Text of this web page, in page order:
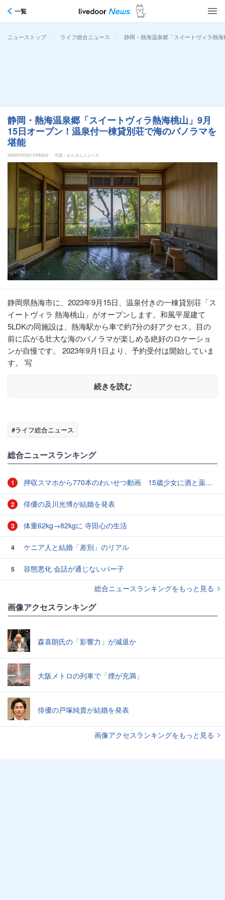
一覧
ニューストップ > ライフ総合ニュース > 静岡・熱海温泉郷「スイートヴィラ熱
静岡・熱海温泉郷「スイートヴィラ熱海桃山」9月
15日オープン！温泉付一棟貸別荘で海のパノラマを
堪能
2023年9月5日 21時20分 写真：おんせんニュース
静岡県熱海市に、2023年9月15日、温泉付きの一棟貸別荘「ス
イートヴィラ 熱海桃山」がオープンします。和風平屋建て
5LDKの同施設は、熱海駅から車で約7分の好アクセス。目の
前に広がる壮大な海のパノラマが楽しめる絶好のロケーショ
ンが自慢です。 2023年9月1日より、予約受付は開始していま
す。 写
続きを読む
#ライフ総合ニュース
総合ニュースランキング
1 押収スマホから770本のわいせつ動画 15歳少女に酒と薬飲ませ性的暴行か 54歳男を再逮捕 「薬もありますよ」とSNSで誘い出し
2 俳優の及川光博が結婚を発表
3 体重62kg→82kgに 寺田心の生活
4 ケニア人と結婚「差別」のリアル
5
容態悪化 会話が通じないパー子
総合ニュースランキングをもっと見る
画像アクセスランキング
森喜朗氏の「影響力」が減退か
大阪メトロの列車で「煙が充満」
俳優の戸塚純貴が結婚を発表
画像アクセスランキングをもっと見る